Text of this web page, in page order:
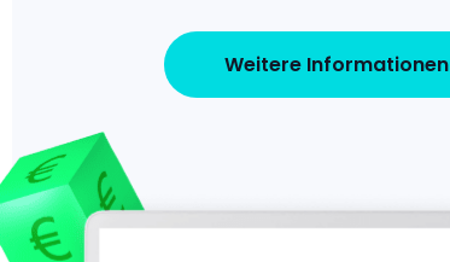
Weitere Informationen